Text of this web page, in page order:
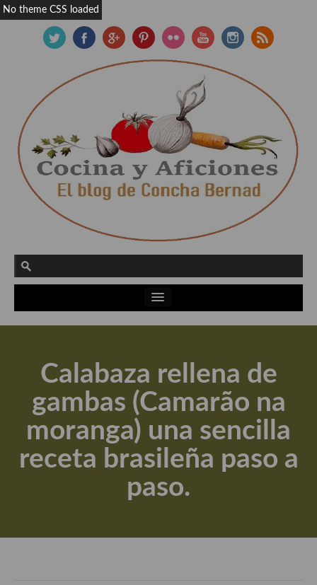
Actualidad y recomendaciones
Apuntes, estudios sobre temas interesantes e importantes
Aceite de Oliva Virgen Extra (AOVE)
Recetas maridadas con los mejores AOVES
Flores en la cocina recetas
Calabaza rellena de
gambas (Camarão na
moranga) una sencilla
receta brasileña paso a
paso.
No theme CSS loaded